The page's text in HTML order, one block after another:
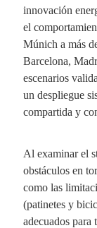
innovación
el
Múnich a más
Barcelona,
escenarios
un despliegue
compartida y
Al examinar el
obstáculos en
como las
(patinetes y
adecuados para